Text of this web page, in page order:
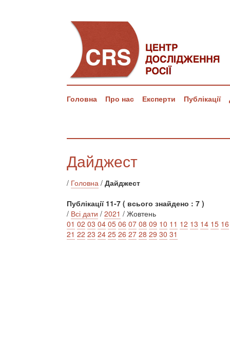
Головна Про нас Експерти Публікації
Дайджест
/ Головна / Дайджест
Публікації 11-7 ( всього знайдено : 7 )
/ Всі дати / 2021 / Жовтень
01 02 03 04 05 06 07 08 09 10 11 12 13 14 15 16
21 22 23 24 25 26 27 28 29 30 31